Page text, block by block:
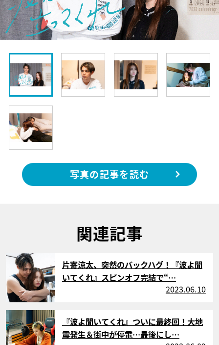
写真の記事を読む
関連記事
片寄涼太、突然のバックハグ！『波よ聞
いてくれ』スピンオフ完結で“…
2023.06.10
サムネイル
『波よ聞いてくれ』ついに最終回！大地
震発生＆街中が停電…最後にし…